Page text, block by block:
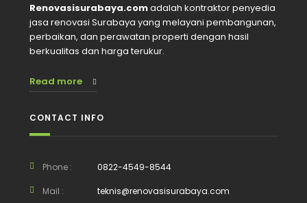
Renovasisurabaya.comadalah kontraktor penyedia
jasa renovasi Surabaya yang melayani pembangunan,
perbaikan, dan perawatan properti dengan hasil
berkualitas dan harga terukur.
Read more
CONTACT INFO
Phone : 0822-4549-8544
Mail : teknis@renovasisurabaya.com